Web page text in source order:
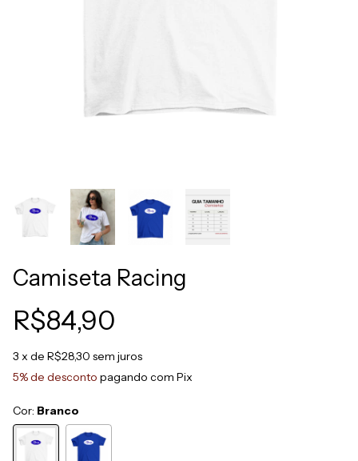
Camiseta Racing
R$84,90
3 x de R$28,30 sem juros
5% de desconto pagando com Pix
Cor: Branco